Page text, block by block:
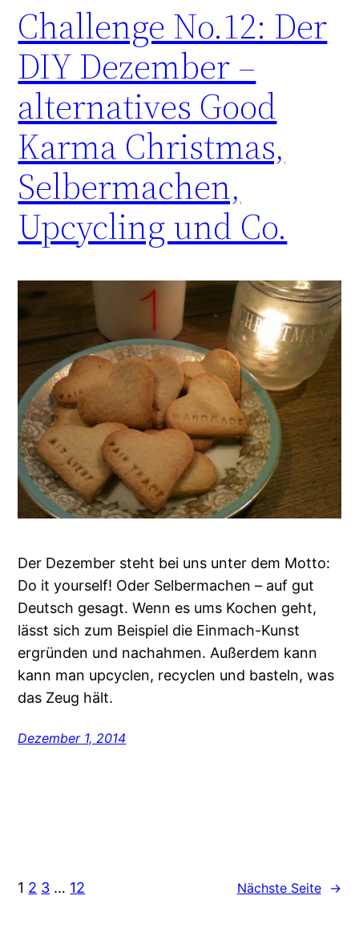
Challenge No.12: Der
DIY Dezember –
alternatives Good
Karma Christmas,
Selbermachen,
Upcycling und Co.
Der Dezember steht bei uns unter dem Motto:
Do it yourself! Oder Selbermachen – auf gut
Deutsch gesagt. Wenn es ums Kochen geht,
lässt sich zum Beispiel die Einmach-Kunst
ergründen und nachahmen. Außerdem kann
kann man upcyclen, recyclen und basteln, was
das Zeug hält.
Dezember 1, 2014
1 2 3 … 12 Nächste Seite →